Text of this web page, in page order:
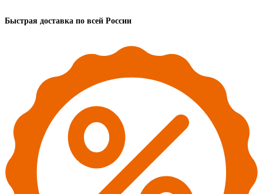
Быстрая доставка по всей России